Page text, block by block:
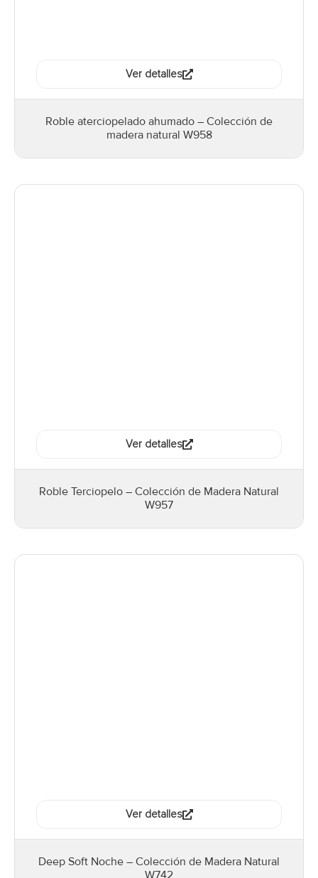
Ver detalles
Roble aterciopelado ahumado – Colección de
madera natural W958
Ver detalles
Roble Terciopelo – Colección de Madera Natural
W957
Ver detalles
Deep Soft Noche – Colección de Madera Natural